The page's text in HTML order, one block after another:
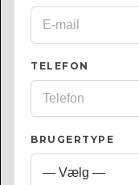
TELEFON
BRUGERTYPE